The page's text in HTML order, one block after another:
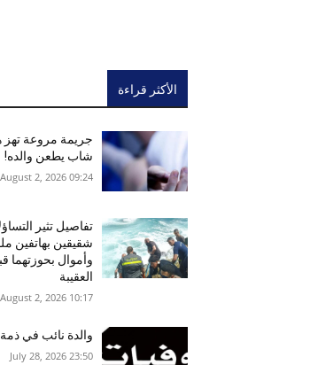
الأكثر قراءة
جريمة مروعة تهز
شاب يطعن والده!
09:24 2026 ,August 2
تفاصيل تثير
شقيقين بهاتفين
وأموال بحوزتهما
العقيبة
10:17 2026 ,August 2
والدة نائب في ذمة
23:50 2026 ,July 28